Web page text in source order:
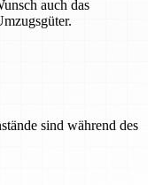
auch das
sind während des